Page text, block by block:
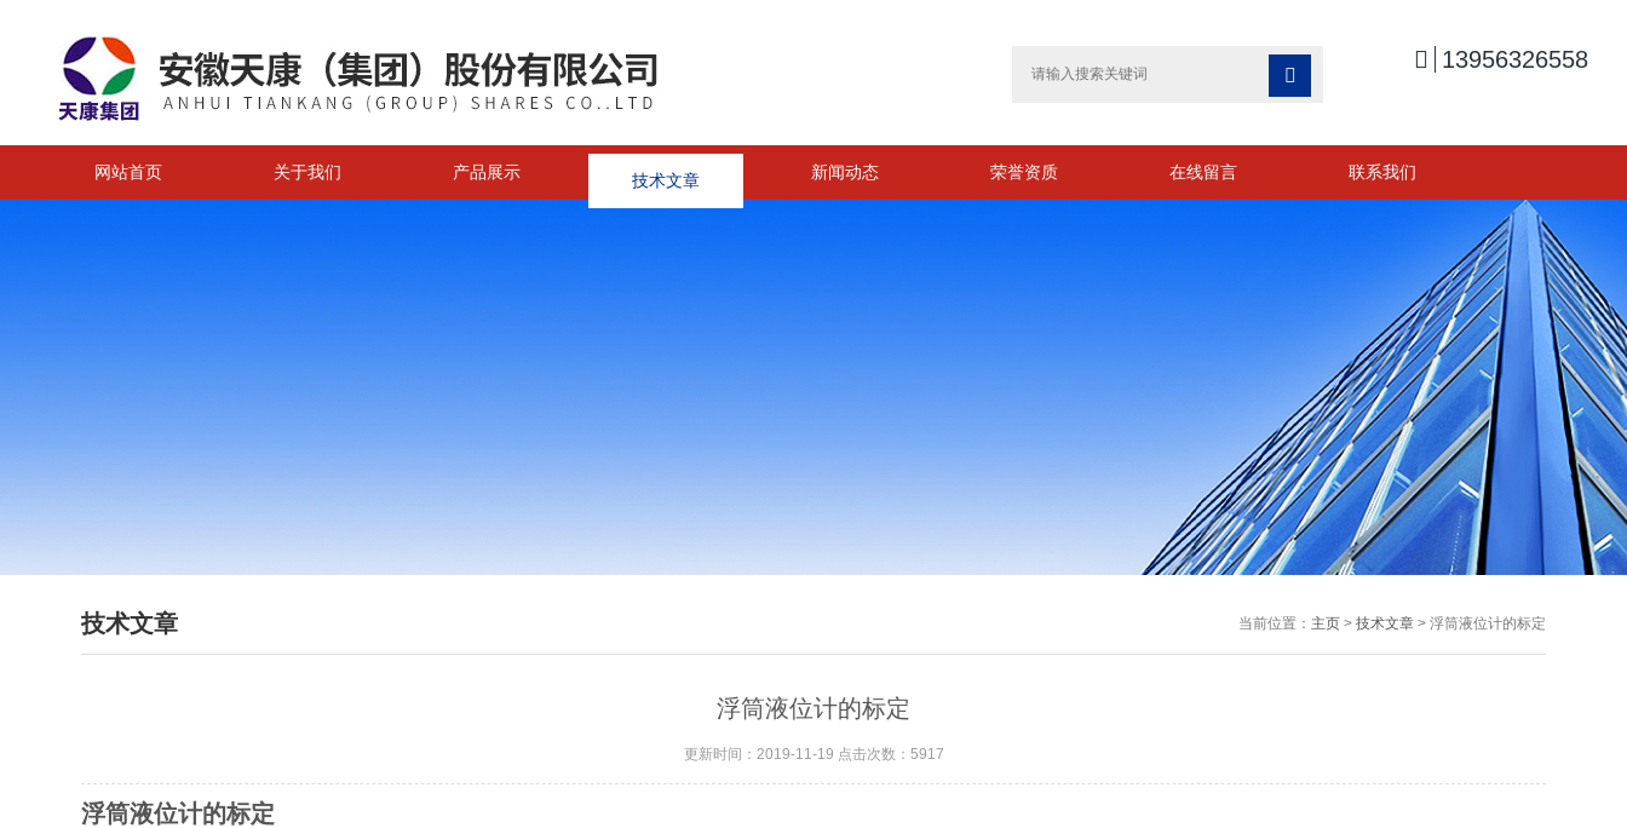

 13956326558
网站首页 关于我们 产品展示 技术文章 新闻动态 荣誉资质 在线留言 联系我们
技术文章 当前位置： 主页> 技术文章> 浮筒液位计的标定
浮筒液位计的标定
更新时间：2019-11-19 点击次数：5917
浮筒液位计的标定